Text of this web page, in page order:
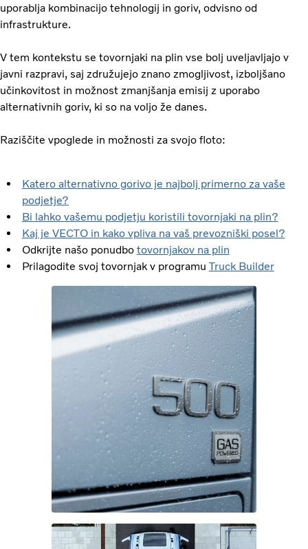
uporablja kombinacijo tehnologij in goriv, odvisno od
infrastrukture.
V tem kontekstu se tovornjaki na plin vse bolj uveljavljajo v
javni razpravi, saj združujejo znano zmogljivost, izboljšano
učinkovitost in možnost zmanjšanja emisij z uporabo
alternativnih goriv, ki so na voljo že danes.
Raziščite vpoglede in možnosti za svojo floto:
Katero alternativno gorivo je najbolj primerno za vaše
podjetje?
Bi lahko vašemu podjetju koristili tovornjaki na plin?
Kaj je VECTO in kako vpliva na vaš prevozniški posel?
Odkrijte našo ponudbo tovornjakov na plin
Prilagodite svoj tovornjak v programuTruck Builder